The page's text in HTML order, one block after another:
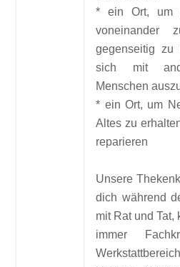
* ein Ort, um
voneinander
gegenseitig zu
sich mit
Menschen
* ein Ort, um
Altes zu
reparieren
Unsere
dich während
mit Rat und Tat,
immer